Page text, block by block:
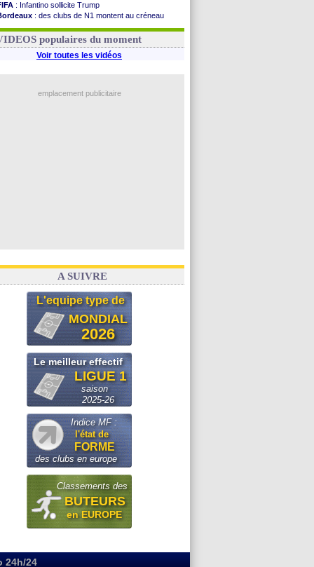
: Infantino sollicite Trump
: des clubs de N1 montent au créneau
: le démenti de Leipzig pour Diomandé
populaires du moment
Voir toutes les vidéos
emplacement publicitaire
A SUIVRE
L'equipe type de
MONDIAL
2026
Le meilleur effectif
LIGUE 1
saison
2025-26
Indice MF :
l'état de
FORME
des clubs en europe
Classements des
BUTEURS
en EUROPE
24h/24